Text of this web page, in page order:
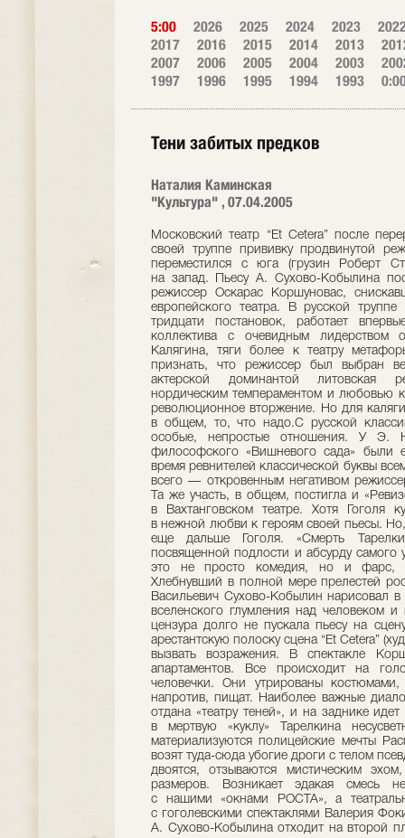
5:00 2026 2025 2024 2023
2017
2016 2015 2014 2013
2007
2006 2005 2004 2003
1997
1996 1995 1994 1993
Тени забитых предков
Наталия Каминская
"Культура" , 07.04.2005
Московский театр “Et Cetera” после
своей труппе прививку продвинутой
переместился с юга (грузин Роберт
на запад. Пьесу А. Сухово-Кобылина
режиссер Оскарас Коршуновас,
европейского театра. В русской
тридцати постановок, работает
коллектива с очевидным лидерством
Калягина, тяги более к театру
признать, что режиссер был выбран
актерской доминантой литовская
нордическим темпераментом и любовью
революционное вторжение. Но для
в общем, то, что надо.С русской
особые, непростые отношения. У Э.
философского «Вишневого сада» были
время ревнителей классической буквы
всего — откровенным негативом
Та же участь, в общем, постигла и
в Вахтанговском театре. Хотя Гоголя
в нежной любви к героям своей пьесы.
еще дальше Гоголя. «Смерть
посвященной подлости и абсурду самого
это не просто комедия, но и фарс,
Хлебнувший в полной мере прелестей
Васильевич Сухово-Кобылин нарисовал
вселенского глумления над человеком
цензура долго не пускала пьесу на
арестантскую полоску сцена “Et Cetera”
вызвать возражения. В спектакле
апартаментов. Все происходит на
человечки. Они утрированы
напротив, пищат. Наиболее важные
отдана «театру теней», и на заднике
в мертвую «куклу» Тарелкина
материализуются полицейские мечты
возят туда-сюда убогие дроги с телом
двоятся, отзываются мистическим
размеров. Возникает эдакая смесь
с нашими «окнами РОСТА», а
с гоголевскими спектаклями Валерия
А. Сухово-Кобылина отходит на второй